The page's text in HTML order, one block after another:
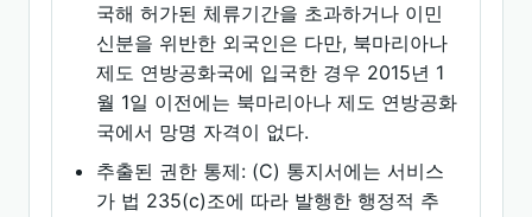
국해 허가된 체류기간을 초과하거나 이민
신분을 위반한 외국인은 다만, 북마리아나
제도 연방공화국에 입국한 경우 2015년 1
월 1일 이전에는 북마리아나 제도 연방공화
국에서 망명 자격이 없다.
추출된 권한 통제: (C) 통지서에는 서비스
가 법 235(c)조에 따라 발행한 행정적 추